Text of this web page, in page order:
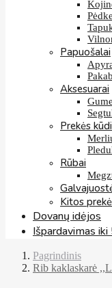
Papuošalai
Aksesuarai
Prekės
Rūbai
Kitos
Dovanų idėjos
Išpardavimas
Pagrindinis
Rib kaklaskarė